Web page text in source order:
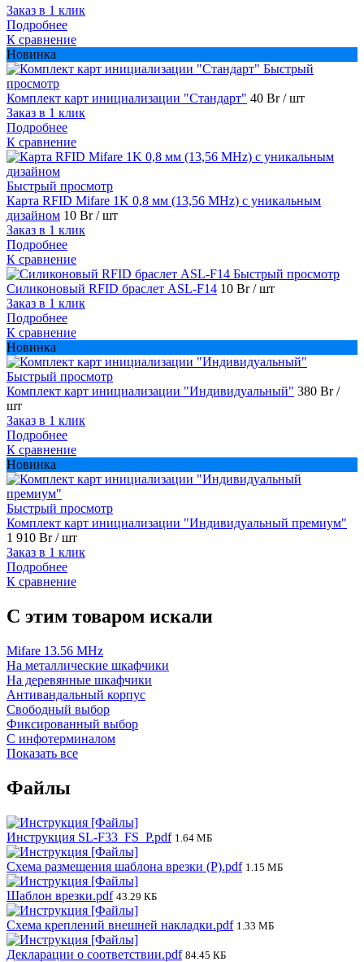
Заказ в 1 клик
Подробнее
К сравнение
Новинка
Быстрый
просмотр
Комплект карт инициализации "Стандарт" 40 Br/ шт
Заказ в 1 клик
Подробнее
К сравнение
Быстрый просмотр
Карта RFID Mifare 1K 0,8 мм (13,56 MHz) с уникальным
дизайном 10 Br/ шт
Заказ в 1 клик
Подробнее
К сравнение
Быстрый просмотр
Силиконовый RFID браслет ASL-F14 10 Br/ шт
Заказ в 1 клик
Подробнее
К сравнение
Новинка
Быстрый просмотр
Комплект карт инициализации "Индивидуальный" 380 Br/
шт
Заказ в 1 клик
Подробнее
К сравнение
Новинка
Быстрый просмотр
Комплект карт инициализации "Индивидуальный премиум"
1 910 Br/ шт
Заказ в 1 клик
Подробнее
К сравнение
C этим товаром искали
Mifare 13.56 MHz
На металлические шкафчики
На деревянные шкафчики
Антивандальный корпус
Свободный выбор
Фиксированный выбор
С инфотерминалом
Показать все
Файлы
Инструкция SL-F33_FS_P.pdf 1.64 МБ
Схема размещения шаблона врезки (P).pdf 1.15 МБ
Шаблон врезки.pdf 43.29 КБ
Схема креплений внешней накладки.pdf 1.33 МБ
Декларации о соответствии.pdf 84.45 КБ